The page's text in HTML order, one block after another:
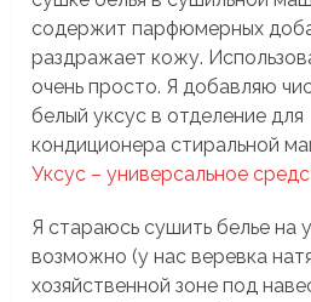
содержит парфюмерных
раздражает кожу.
очень просто. Я добавляю
белый уксус в отделение для
кондиционера стиральной
Уксус – универсальное
Я стараюсь сушить белье на
возможно (у нас веревка
хозяйственной зоне под